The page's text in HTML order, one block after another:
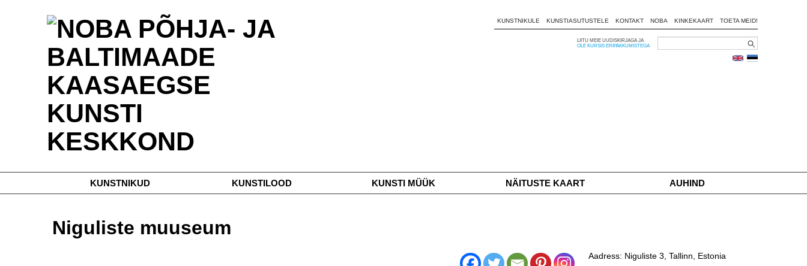
KUNSTNIKULE KUNSTIASUTUSTELE KONTAKT NOBA KINKEKAART TOETA MEID!
LIITU MEIE UUDISKIRJAGA JA
OLE KURSIS ERIPAKKUMISTEGA
KUNSTNIKUD KUNSTILOOD KUNSTI MÜÜK NÄITUSTE KAART AUHIND
Niguliste muuseum
Aadress: Niguliste 3, Tallinn, Estonia